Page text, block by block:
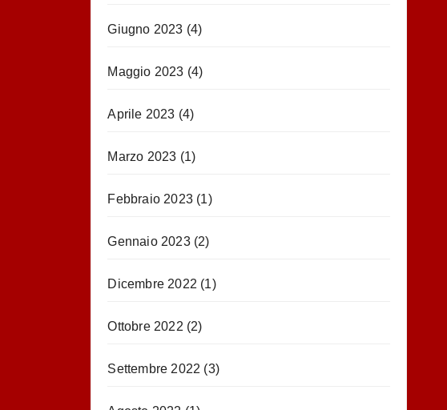
Giugno 2023 (4)
Maggio 2023 (4)
Aprile 2023 (4)
Marzo 2023 (1)
Febbraio 2023(1)
Gennaio 2023(2)
Dicembre 2022 (1)
Ottobre 2022 (2)
Settembre 2022 (3)